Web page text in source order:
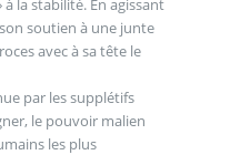
la stabilité. En agissant
soutien à une junte
avec à sa tête le
par les supplétifs
pouvoir malien
les plus